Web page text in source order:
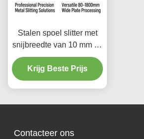
Stalen spoel slitter met
snijbreedte van 10 mm tot
1500 mm en plaatdikte
van 0,1 tot 4 mm voor
precisie metalen spoel
Krijg Beste Prijs
Contacteer ons